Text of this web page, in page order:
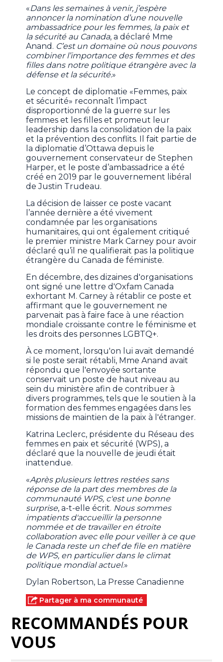
«Dans les semaines à venir, j’espère
annoncer la nomination d’une nouvelle
ambassadrice pour les femmes, la paix et
la sécurité au Canada, a déclaré Mme
Anand. C’est un domaine où nous pouvons
combiner l’importance des femmes et des
filles dans notre politique étrangère avec la
défense et la sécurité.»
Le concept de diplomatie «Femmes, paix
et sécurité» reconnaît l’impact
disproportionné de la guerre sur les
femmes et les filles et promeut leur
leadership dans la consolidation de la paix
et la prévention des conflits. Il fait partie de
la diplomatie d’Ottawa depuis le
gouvernement conservateur de Stephen
Harper, et le poste d’ambassadrice a été
créé en 2019 par le gouvernement libéral
de Justin Trudeau.
La décision de laisser ce poste vacant
l’année dernière a été vivement
condamnée par les organisations
humanitaires, qui ont également critiqué
le premier ministre Mark Carney pour avoir
déclaré qu’il ne qualifierait pas la politique
étrangère du Canada de féministe.
En décembre, des dizaines d'organisations
ont signé une lettre d'Oxfam Canada
exhortant M. Carney à rétablir ce poste et
affirmant que le gouvernement ne
parvenait pas à faire face à une réaction
mondiale croissante contre le féminisme et
les droits des personnes LGBTQ+.
À ce moment, lorsqu'on lui avait demandé
si le poste serait rétabli, Mme Anand avait
répondu que l'envoyée sortante
conservait un poste de haut niveau au
sein du ministère afin de contribuer à
divers programmes, tels que le soutien à la
formation des femmes engagées dans les
missions de maintien de la paix à l'étranger.
Katrina Leclerc, présidente du Réseau des
femmes en paix et sécurité (WPS), a
déclaré que la nouvelle de jeudi était
inattendue.
«Après plusieurs lettres restées sans
réponse de la part des membres de la
communauté WPS, c'est une bonne
surprise, a-t-elle écrit. Nous sommes
impatients d'accueillir la personne
nommée et de travailler en étroite
collaboration avec elle pour veiller à ce que
le Canada reste un chef de file en matière
de WPS, en particulier dans le climat
politique mondial actuel.»
Dylan Robertson, La Presse Canadienne
Partager à ma communauté
RECOMMANDÉS POUR
VOUS